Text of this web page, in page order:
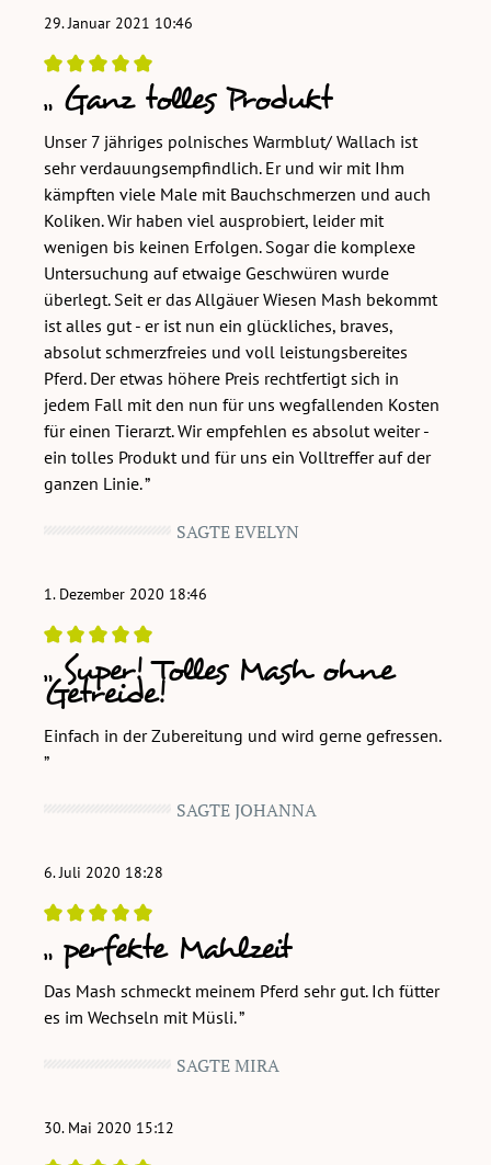
29. Januar 2021 10:46
Bewertung mit 5 von 5 Sternen
Ganz tolles Produkt
Unser 7 jähriges polnisches Warmblut/ Wallach ist
sehr verdauungsempfindlich. Er und wir mit Ihm
kämpften viele Male mit Bauchschmerzen und auch
Koliken. Wir haben viel ausprobiert, leider mit
wenigen bis keinen Erfolgen. Sogar die komplexe
Untersuchung auf etwaige Geschwüren wurde
überlegt. Seit er das Allgäuer Wiesen Mash bekommt
ist alles gut - er ist nun ein glückliches, braves,
absolut schmerzfreies und voll leistungsbereites
Pferd. Der etwas höhere Preis rechtfertigt sich in
jedem Fall mit den nun für uns wegfallenden Kosten
für einen Tierarzt. Wir empfehlen es absolut weiter -
ein tolles Produkt und für uns ein Volltreffer auf der
ganzen Linie.
SAGTE EVELYN
1. Dezember 2020 18:46
Bewertung mit 5 von 5 Sternen
Super! Tolles Mash ohne
Getreide!
Einfach in der Zubereitung und wird gerne gefressen.
SAGTE JOHANNA
6. Juli 2020 18:28
Bewertung mit 5 von 5 Sternen
perfekte Mahlzeit
Das Mash schmeckt meinem Pferd sehr gut. Ich fütter
es im Wechseln mit Müsli.
SAGTE MIRA
30. Mai 2020 15:12